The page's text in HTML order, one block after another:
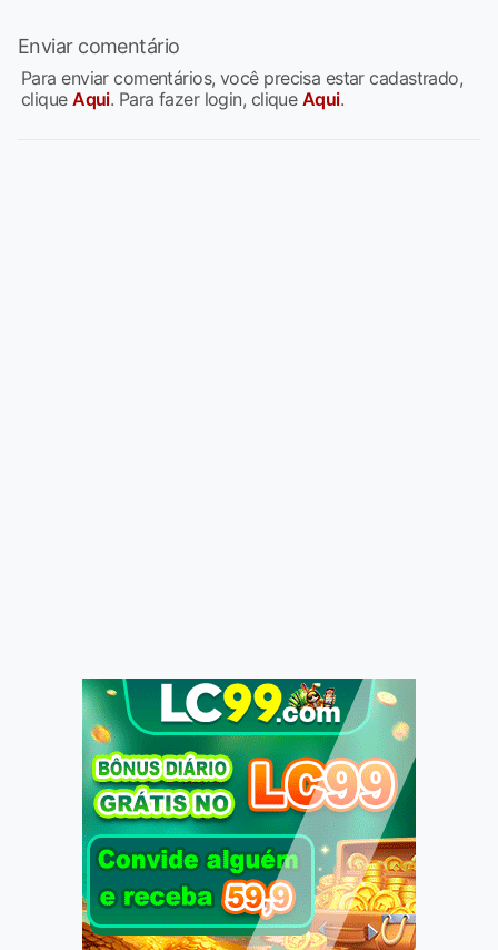
Enviar comentário
Para enviar comentários, você precisa estar cadastrado,
cliqueAqui. Para fazer login, clique Aqui.